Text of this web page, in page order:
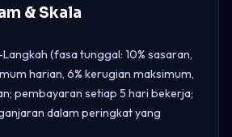
& Skala
Langkah (fasa tunggal: 10% sasaran,
harian, 6% kerugian maksimum,
pembayaran setiap 5 hari bekerja;
dalam peringkat yang